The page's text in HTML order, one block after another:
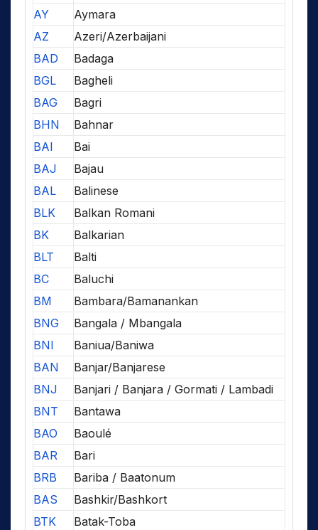
AY
Aymara
AZ
Azeri/Azerbaijani
BAD
Badaga
BGL
Bagheli
BAG
Bagri
BHN
Bahnar
BAI
Bai
BAJ
Bajau
BAL
Balinese
BLK
Balkan Romani
BK
Balkarian
BLT
Balti
BC
Baluchi
BM
Bambara/Bamanankan
BNG
Bangala / Mbangala
BNI
Baniua/Baniwa
BAN
Banjar/Banjarese
BNJ
Banjari / Banjara / Gormati / Lambadi
BNT
Bantawa
BAO
Baoulé
BAR
Bari
BRB
Bariba / Baatonum
BAS
Bashkir/Bashkort
BTK
Batak-Toba